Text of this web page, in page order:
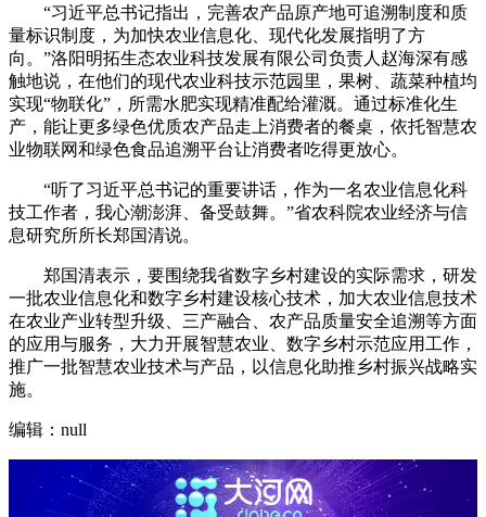
“习近平总书记指出，完善农产品原产地可追溯制度和质
量标识制度，为加快农业信息化、现代化发展指明了方
向。”洛阳明拓生态农业科技发展有限公司负责人赵海深有感
触地说，在他们的现代农业科技示范园里，果树、蔬菜种植均
实现“物联化”，所需水肥实现精准配给灌溉。通过标准化生
产，能让更多绿色优质农产品走上消费者的餐桌，依托智慧农
业物联网和绿色食品追溯平台让消费者吃得更放心。
“听了习近平总书记的重要讲话，作为一名农业信息化科
技工作者，我心潮澎湃、备受鼓舞。”省农科院农业经济与信
息研究所所长郑国清说。
郑国清表示，要围绕我省数字乡村建设的实际需求，研发
一批农业信息化和数字乡村建设核心技术，加大农业信息技术
在农业产业转型升级、三产融合、农产品质量安全追溯等方面
的应用与服务，大力开展智慧农业、数字乡村示范应用工作，
推广一批智慧农业技术与产品，以信息化助推乡村振兴战略实
施。
编辑：null